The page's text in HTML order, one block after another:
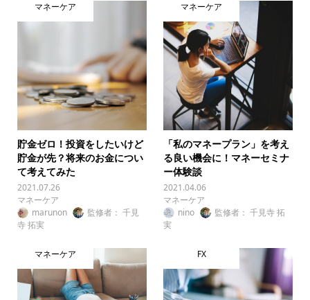
マネーケア
貯金ゼロ！投資をしたいけど
貯金が先？将来のお金につい
て考えてみた
2021.07.26
マネーケア
marunon
監修者： 千見
寺 拓実
マネーケア
「私のマネープラン」を考え
る良い機会に！マネーセミナ
ー体験談
2021.04.06
マネーケア
nino
監修者： 千見寺 拓
実
マネーケア FX